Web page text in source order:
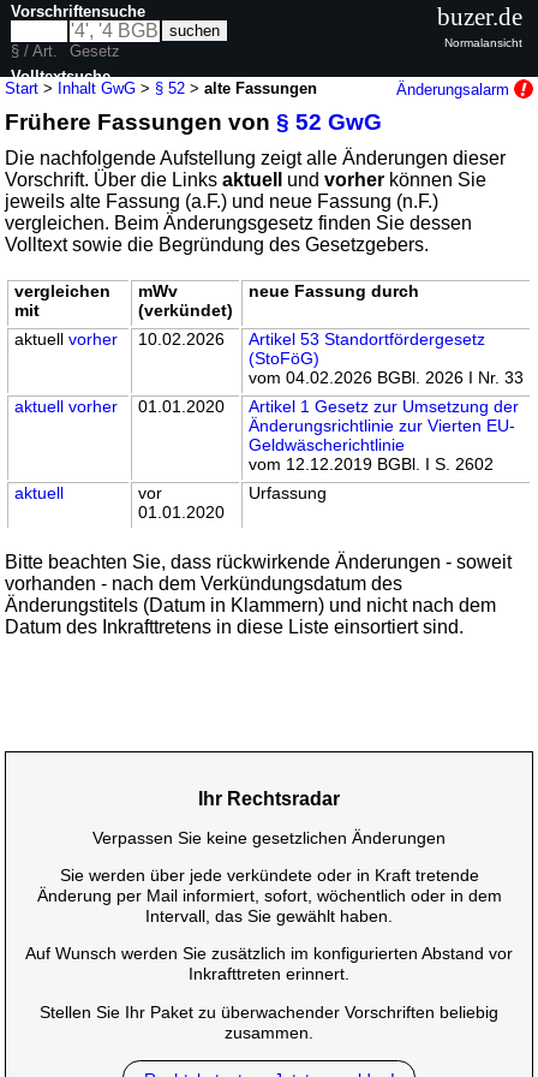
Start > Inhalt GwG > § 52 >alte Fassungen Änderungsalarm
Frühere Fassungen von§ 52 GwG
Die nachfolgende Aufstellung zeigt alle Änderungen dieser
Vorschrift. Über die Linksaktuell undvorher können Sie
jeweils alte Fassung (a.F.) und neue Fassung (n.F.)
vergleichen. Beim Änderungsgesetz finden Sie dessen
Volltext sowie die Begründung des Gesetzgebers.
vergleichen
mit
mWv
(verkündet)
neue Fassung durch
aktuellvorher 10.02.2026
Artikel 53 Standortfördergesetz
(StoFöG)
vom 04.02.2026 BGBl. 2026 I Nr. 33
aktuell vorher 01.01.2020
Artikel 1 Gesetz zur Umsetzung der
Änderungsrichtlinie zur Vierten EU-
Geldwäscherichtlinie
vom 12.12.2019 BGBl. I S. 2602
aktuell
vor
01.01.2020
Urfassung
Bitte beachten Sie, dass rückwirkende Änderungen - soweit
vorhanden - nach dem Verkündungsdatum des
Änderungstitels (Datum in Klammern) und nicht nach dem
Datum des Inkrafttretens in diese Liste einsortiert sind.
Vorschriftensuche
§ / Art.
Gesetz
Volltextsuche
nur in GwG
buzer.de
Normalansicht
Ihr Rechtsradar
Verpassen Sie keine gesetzlichen Änderungen
Sie werden über jede verkündete oder in Kraft tretende
Änderung per Mail informiert, sofort, wöchentlich oder in dem
Intervall, das Sie gewählt haben.
Auf Wunsch werden Sie zusätzlich im konfigurierten Abstand vor
Inkrafttreten erinnert.
Stellen Sie Ihr Paket zu überwachender Vorschriften beliebig
zusammen.